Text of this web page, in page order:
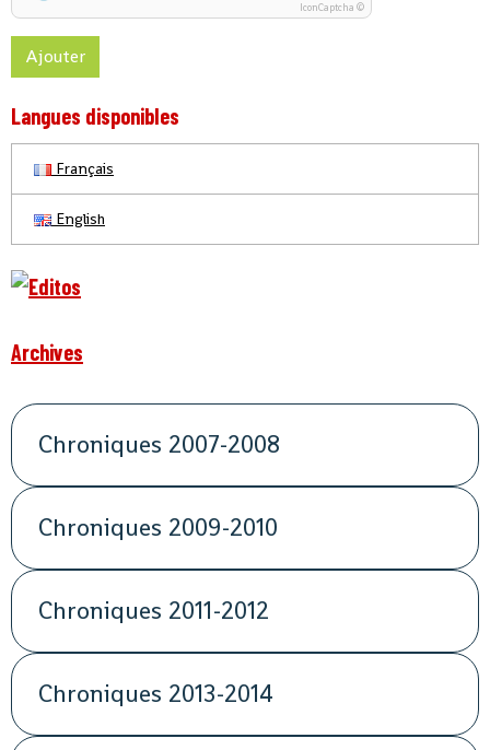
IconCaptcha ©
Ajouter
Langues disponibles
Français
English
Archives
Chroniques 2007-2008
Chroniques 2009-2010
Chroniques 2011-2012
Chroniques 2013-2014